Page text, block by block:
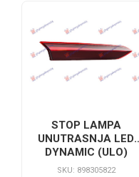
STOP LAMPA
UNUTRASNJA LED
DYNAMIC (ULO)
SKU: 898305822